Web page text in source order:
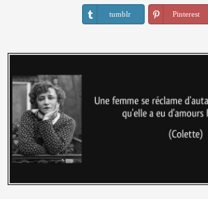
tumblr Pinterest